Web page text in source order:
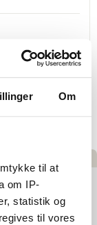
Om
til at
om IP-
statistik og
til vores
kg